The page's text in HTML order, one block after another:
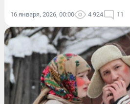
16 января, 2026, 00:00 4 924 11